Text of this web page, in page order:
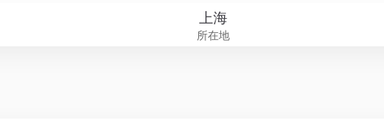
上海
所在地